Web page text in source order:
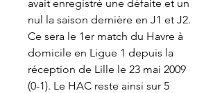
avait enregistré une défaite et un
nul la saison dernière en J1 et J2.
Ce sera le 1er match du Havre à
domicile en Ligue 1 depuis la
réception de Lille le 23 mai 2009
(0-1). Le HAC reste ainsi sur 5